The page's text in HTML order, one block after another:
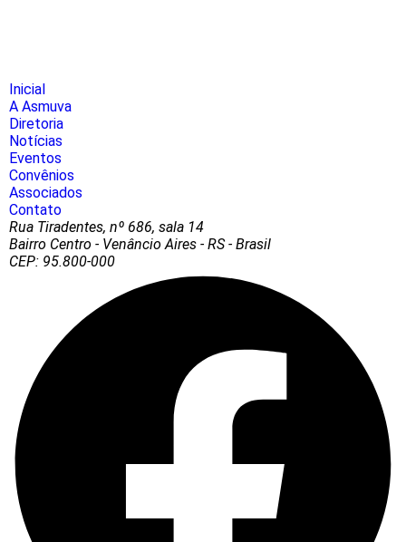
Inicial
A Asmuva
Diretoria
Notícias
Eventos
Convênios
Associados
Contato
Rua Tiradentes, nº 686, sala 14
Bairro Centro - Venâncio Aires - RS - Brasil
CEP: 95.800-000